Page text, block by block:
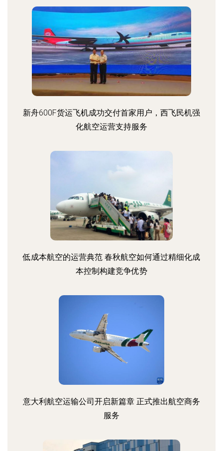
新舟600F货运飞机成功交付首家用户，西飞民机强
化航空运营支持服务
低成本航空的运营典范 春秋航空如何通过精细化成
本控制构建竞争优势
意大利航空运输公司开启新篇章 正式推出航空商务
服务